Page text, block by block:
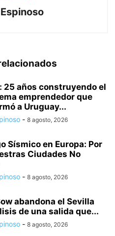
25 años construyendo el
emprendedor que
a Uruguay...
- 8 agosto, 2026
Sísmico en Europa: Por
Ciudades No
- 8 agosto, 2026
abandona el Sevilla
de una salida que...
- 8 agosto, 2026